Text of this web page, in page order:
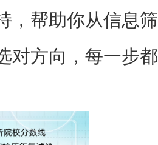
，帮助你从信息筛
对方向，每一步都